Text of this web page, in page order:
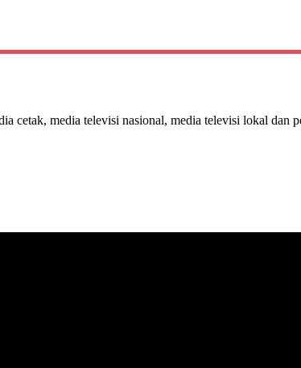
cetak, media televisi nasional, media televisi lokal dan